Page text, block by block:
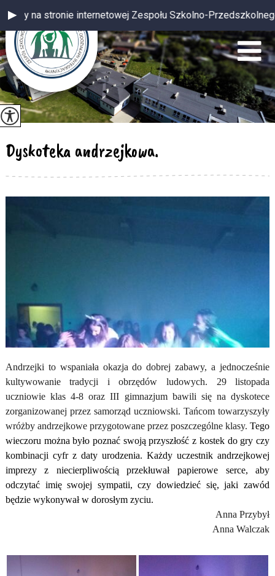
Zespołu Szkolno-Przedszkolnego z oddziałami
Dyskoteka andrzejkowa.
Andrzejki to wspaniała okazja do dobrej zabawy, a jednocześnie
kultywowanie tradycji i obrzędów ludowych. 29 listopada
uczniowie klas 4-8 oraz III gimnazjum bawili się na dyskotece
zorganizowanej przez samorząd uczniowski. Tańcom towarzyszyły
wróżby andrzejkowe przygotowane przez poszczególne klasy.Tego
wieczoru można było poznać swoją przyszłość z kostek do gry czy
kombinacji cyfr z daty urodzenia. Każdy uczestnik andrzejkowej
imprezy z niecierpliwością przekłuwał papierowe serce, aby
odczytać imię swojej sympatii, czy dowiedzieć się, jaki zawód
będzie wykonywał w dorosłym zyciu.
Anna Przybył
Anna Walczak